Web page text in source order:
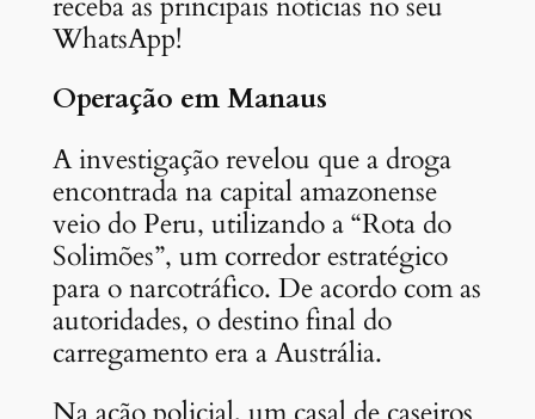
WhatsApp!
Operação em Manaus
A investigação revelou que a droga
encontrada na capital amazonense
veio do Peru, utilizando a “Rota do
Solimões”, um corredor estratégico
para o narcotráfico. De acordo com as
autoridades, odestino final do
carregamento era a Austrália.